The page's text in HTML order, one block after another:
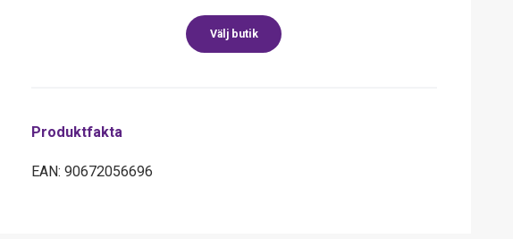
Välj butik
Produktfakta
EAN: 90672056696